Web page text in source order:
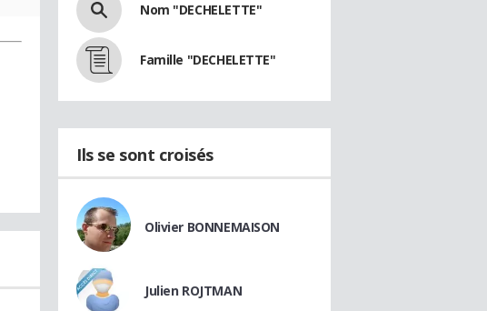
Nom "DECHELETTE"
Famille "DECHELETTE"
Ils se sont croisés
Olivier BONNEMAISON
Julien ROJTMAN